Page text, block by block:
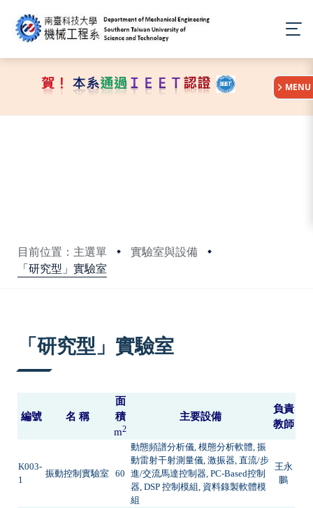
目前位置：主選單
實驗室與設備
「研究型」實驗室
:::
MENU
「研究型」實驗室
編號 名 稱
面
積
m2
主要設備
負責
教師
K003-
1
振動控制實驗室 60
動態頻譜分析儀, 模態分析軟體, 振
動雷射干射測量儀, 激振器, 直流/步
進/交流馬達控制器, PC-Based控制
器, DSP 控制模組, 資料錄製軟體模
組
王永
鵬